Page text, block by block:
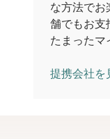
な方法でお
舗でもお支
たまったマ
提携会社を